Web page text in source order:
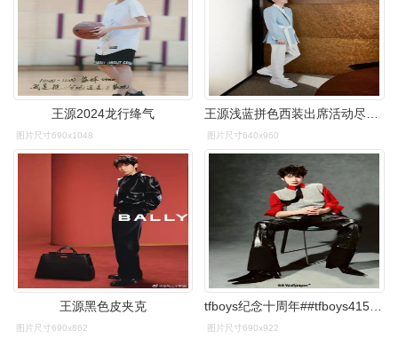
王源2024龙行绛气
图片尺寸690x1048 图片尺寸640x960
王源黑色皮夹克
图片尺寸690x862
tfboys纪念十周年##tfboys415十周年
图片尺寸690x922